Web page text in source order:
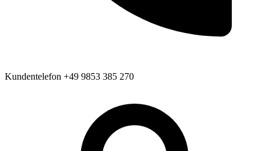
Kundentelefon +49 9853 385 270